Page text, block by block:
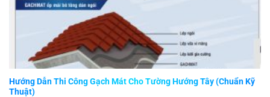
Hướng Dẫn Thi Công Gạch Mát Cho Tường Hướng Tây (Chuẩn Kỹ
Thuật)